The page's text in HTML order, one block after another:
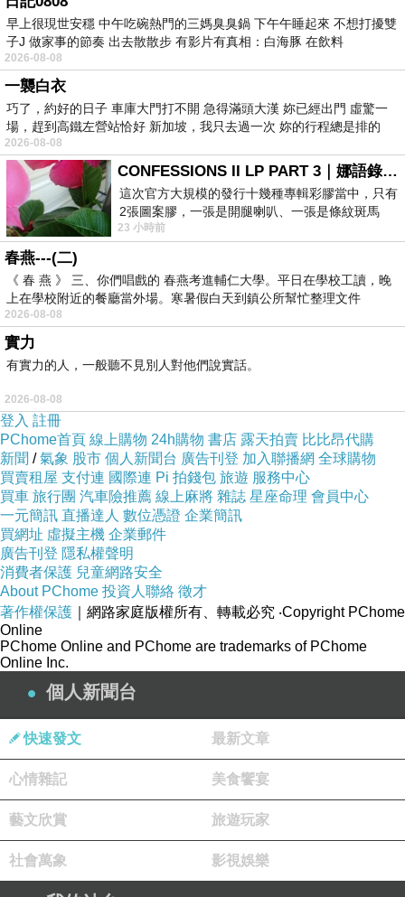
早上很現世安穩 中午吃碗熱門的三媽臭臭鍋 下午午睡起來 不想打擾雙
子J 做家事的節奏 出去散散步 有影片有真相：白海豚 在飲料
2026-08-08
一襲白衣
巧了，約好的日子 車庫大門打不開 急得滿頭大漢 妳已經出門 虛驚一
場，趕到高鐵左營站恰好 新加坡，我只去過一次 妳的行程總是排的
2026-08-08
CONFESSIONS II LP PART 3｜娜語錄II LP PART 3
這次官方大規模的發行十幾種專輯彩膠當中，只有
2張圖案膠，一張是開腿喇叭、一張是條紋斑馬
版；目前官網上只剩澳洲商店AU STORE
23 小時前
春燕---(二)
《 春 燕 》 三、你們唱戲的 春燕考進輔仁大學。平日在學校工讀，晚
上在學校附近的餐廳當外場。寒暑假白天到鎮公所幫忙整理文件
2026-08-08
實力
有實力的人，一般聽不見別人對他們說實話。
2026-08-08
登入 註冊
PChome首頁 線上購物 24h購物 書店 露天拍賣 比比昂代購
新聞 /氣象 股市 個人新聞台 廣告刊登 加入聯播網 全球購物
買賣租屋 支付連 國際連 Pi 拍錢包 旅遊 服務中心
買車 旅行團 汽車險推薦 線上麻將 雜誌 星座命理 會員中心
一元簡訊 直播達人 數位憑證 企業簡訊
買網址 虛擬主機 企業郵件
廣告刊登 隱私權聲明
消費者保護 兒童網路安全
About PChome 投資人聯絡 徵才
著作權保護 ｜網路家庭版權所有、轉載必究 ‧Copyright PChome
Online
PChome Online and PChome are trademarks of PChome
Online Inc.
個人新聞台
快速發文 最新文章
心情雜記 美食饗宴
藝文欣賞 旅遊玩家
社會萬象 影視娛樂